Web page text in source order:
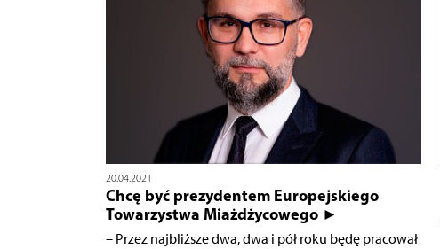
20.04.2021
Chcę być prezydentem Europejskiego
Towarzystwa Miażdżycowego ►
– Przez najbliższe dwa, dwa i pół roku będę pracował